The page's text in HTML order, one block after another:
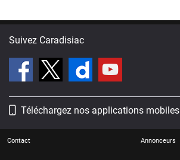
Suivez Caradisiac
Téléchargez nos applications mobiles
Contact Annonceurs